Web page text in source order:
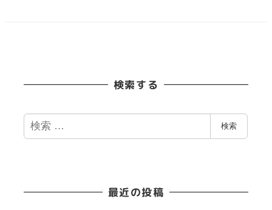
検索する
検
索
検索
最近の投稿